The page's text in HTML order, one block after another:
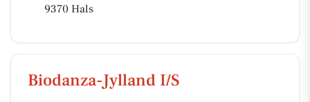
9370 Hals
Biodanza-Jylland I/S